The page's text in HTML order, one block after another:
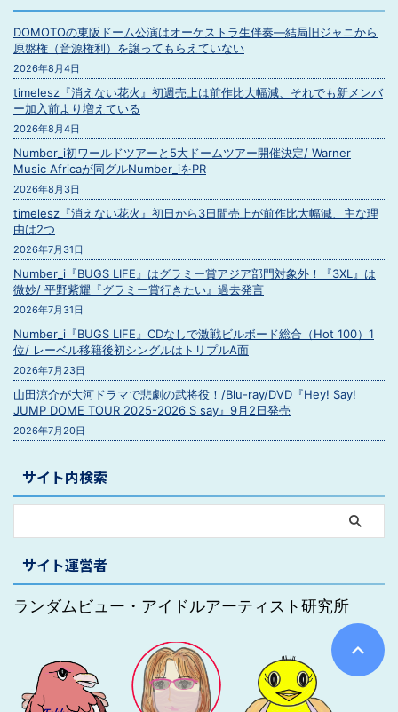
DOMOTOの東阪ドーム公演はオーケストラ生伴奏―結局旧ジャニから
原盤権（音源権利）を譲ってもらえていない
2026年8月4日
timelesz『消えない花火』初週売上は前作比大幅減、それでも新メンバ
ー加入前より増えている
2026年8月4日
Number_i初ワールドツアーと5大ドームツアー開催決定/ Warner
Music Africaが同グルNumber_iをPR
2026年8月3日
timelesz『消えない花火』初日から3日間売上が前作比大幅減、主な理
由は2つ
2026年7月31日
Number_i『BUGS LIFE』はグラミー賞アジア部門対象外！『3XL』は
微妙/ 平野紫耀『グラミー賞行きたい』過去発言
2026年7月31日
Number_i『BUGS LIFE』CDなしで激戦ビルボード総合（Hot 100）1
位/ レーベル移籍後初シングルはトリプルA面
2026年7月23日
山田涼介が大河ドラマで悲劇の武将役！/Blu-ray/DVD『Hey! Say!
JUMP DOME TOUR 2025-2026 S say』9月2日発売
2026年7月20日
サイト内検索
サイト運営者
ランダムビュー・アイドルアーティスト研究所